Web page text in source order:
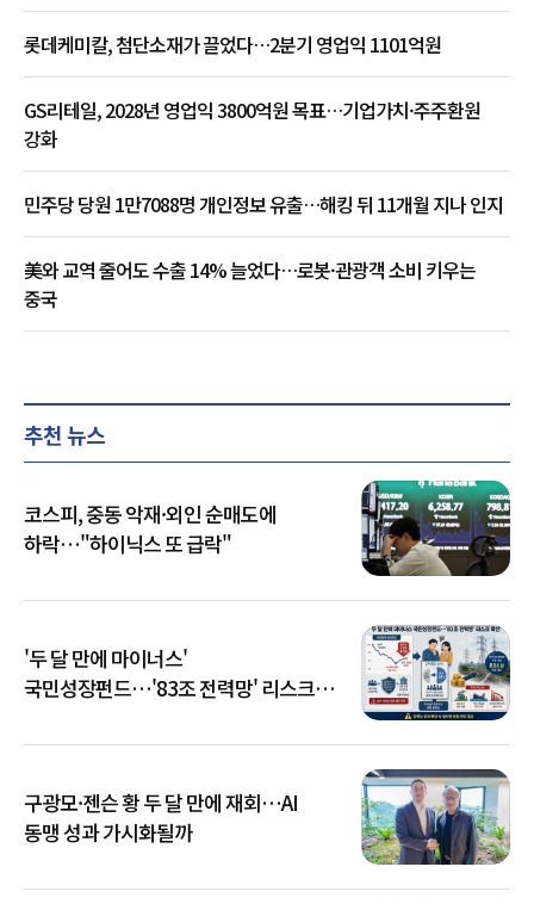
롯데케미칼, 첨단소재가 끌었다…2분기 영업익 1101억원
GS리테일, 2028년 영업익 3800억원 목표…기업가치·주주환원
강화
민주당 당원 1만7088명 개인정보 유출…해킹 뒤 11개월 지나 인지
美와 교역 줄어도 수출 14% 늘었다…로봇·관광객 소비 키우는
중국
추천 뉴스
코스피, 중동 악재·외인 순매도에
하락…"하이닉스 또 급락"
'두 달 만에 마이너스'
국민성장펀드…'83조 전력망' 리스크
구광모·젠슨 황 두 달 만에 재회…AI
동맹 성과 가시화될까